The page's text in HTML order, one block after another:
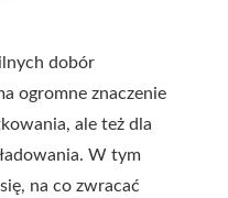
dobór
ogromne znaczenie
ale też dla
W tym
na co zwracać